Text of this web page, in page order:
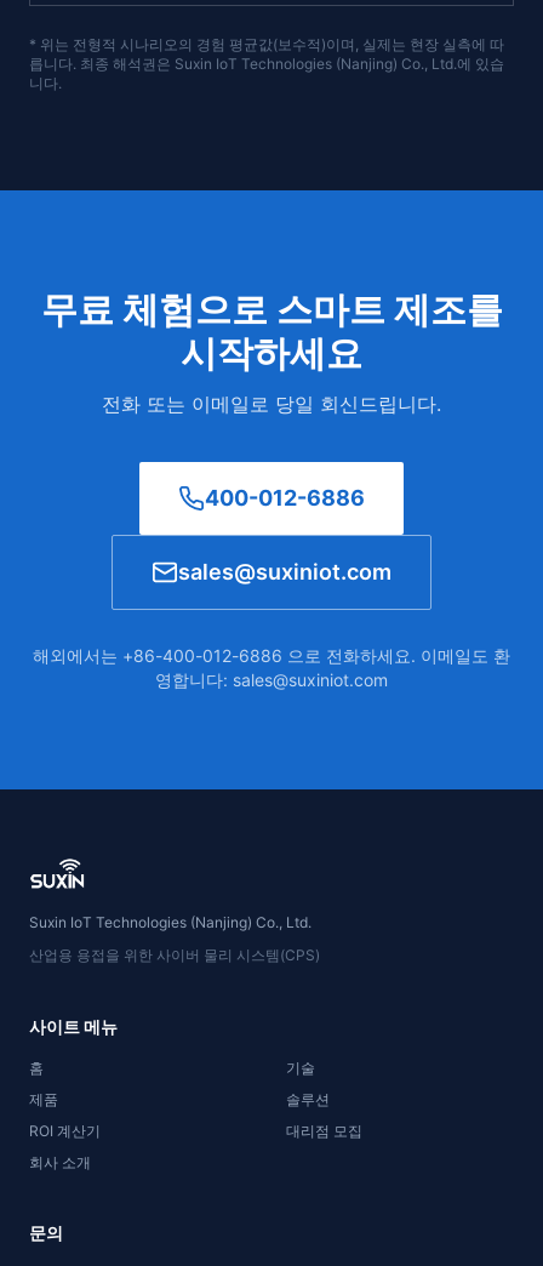
* 위는 전형적 시나리오의 경험 평균값(보수적)이며, 실제는 현장 실측에 따
릅니다. 최종 해석권은 Suxin IoT Technologies (Nanjing) Co., Ltd.에 있습
니다.
무료 체험으로 스마트 제조를
시작하세요
전화 또는 이메일로 당일 회신드립니다.
400-012-6886
sales@suxiniot.com
해외에서는 +86-400-012-6886 으로 전화하세요. 이메일도 환
영합니다: sales@suxiniot.com
Suxin IoT Technologies (Nanjing) Co., Ltd.
산업용 용접을 위한 사이버 물리 시스템(CPS)
사이트 메뉴
홈
기술
제품
솔루션
ROI 계산기
대리점 모집
회사 소개
문의